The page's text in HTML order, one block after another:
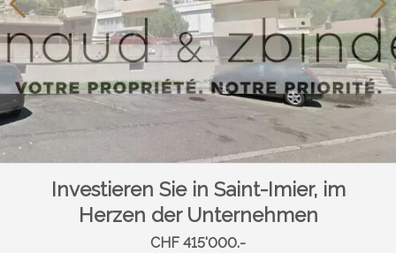
Investieren Sie in Saint-Imier, im
Herzen der Unternehmen
CHF 415'000.-